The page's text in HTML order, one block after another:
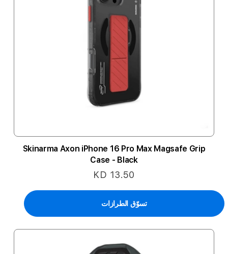
Skinarma Axon iPhone 16 Pro Max Magsafe Grip
Case - Black
KD 13.50
تسوّق الطرازات